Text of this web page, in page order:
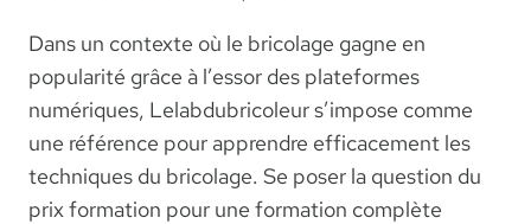
Dans un contexte où le bricolage gagne en
popularité grâce à l’essor des plateformes
numériques, Lelabdubricoleur s’impose comme
une référence pour apprendre efficacement les
techniques du bricolage. Se poser la question du
prix formation pour une formation complète